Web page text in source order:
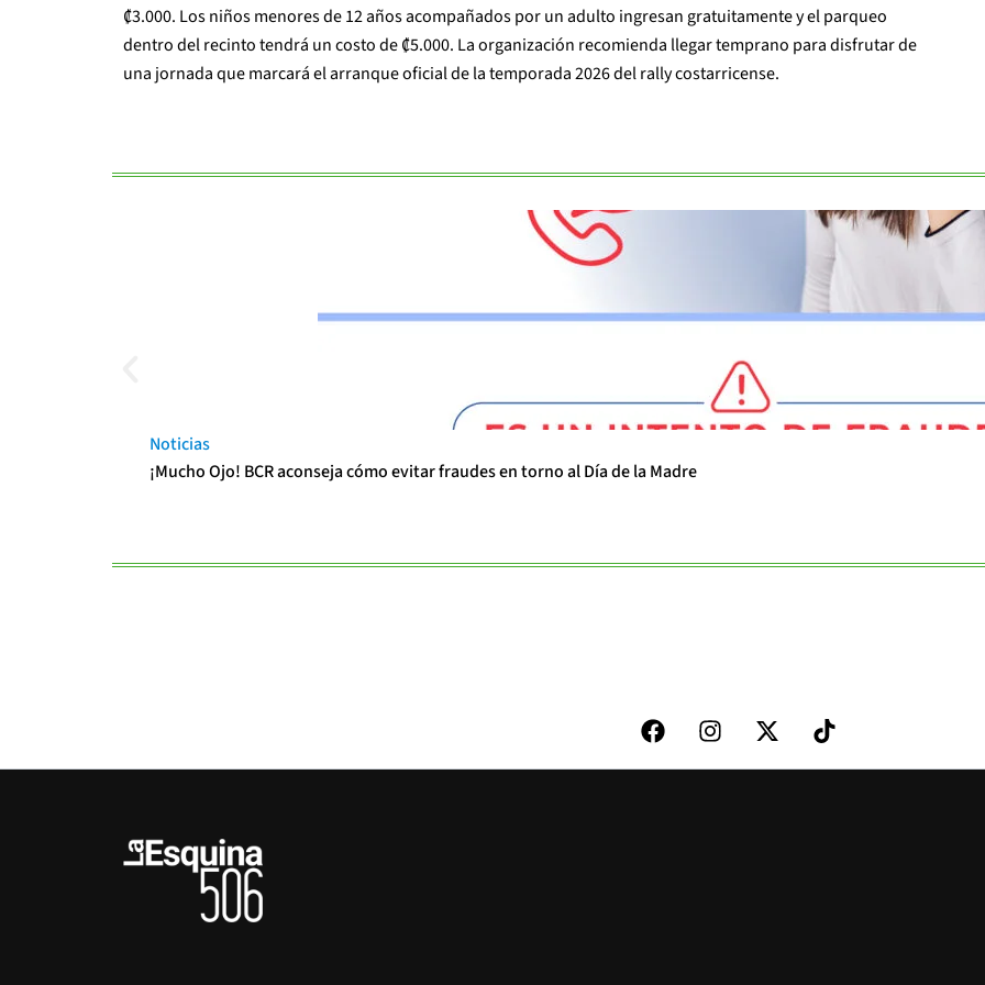
₡3.000. Los niños menores de 12 años acompañados por un adulto ingresan gratuitamente y el parqueo
dentro del recinto tendrá un costo de ₡5.000. La organización recomienda llegar temprano para disfrutar de
una jornada que marcará el arranque oficial de la temporada 2026 del rally costarricense.
Noticias
¡Mucho Ojo! BCR aconseja cómo evitar fraudes en torno al Día de la Madre